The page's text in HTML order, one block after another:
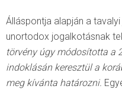
Álláspontja alapján a
unortodox jogalkotásnak
törvény úgy módosította a
indoklásán keresztül a
meg kívánta határozni.